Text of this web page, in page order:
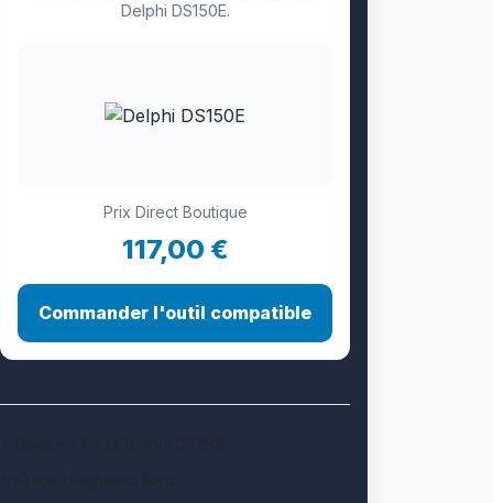
Delphi DS150E.
Prix Direct Boutique
117,00 €
Commander l'outil compatible